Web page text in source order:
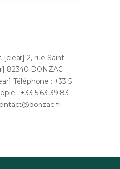
[clear] 2, rue Saint-
82340 DONZAC
Téléphone : +33 5
: +33 5 63 39 83